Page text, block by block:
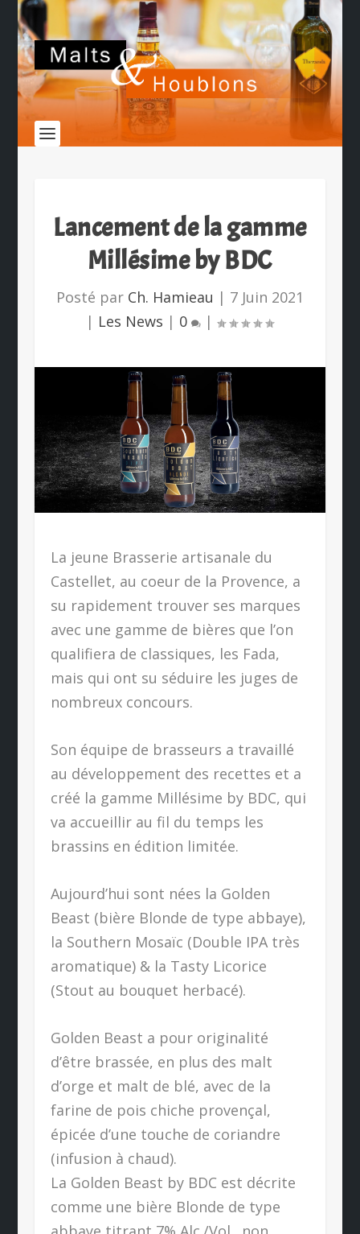
Lancement de la gamme
Millésime by BDC
Posté par Ch. Hamieau | 7 Juin 2021
| Les News | 0 |
La jeune Brasserie artisanale du
Castellet, au coeur de la Provence, a
su rapidement trouver ses marques
avec une gamme de bières que l’on
qualifiera de classiques, les Fada,
mais qui ont su séduire les juges de
nombreux concours.
Son équipe de brasseurs a travaillé
au développement des recettes et a
créé la gamme Millésime by BDC, qui
va accueillir au fil du temps les
brassins en édition limitée.
Aujourd’hui sont nées la Golden
Beast (bière Blonde de type abbaye),
la Southern Mosaïc (Double IPA très
aromatique) & la Tasty Licorice
(Stout au bouquet herbacé).
Golden Beast a pour originalité
d’être brassée, en plus des malt
d’orge et malt de blé, avec de la
farine de pois chiche provençal,
épicée d’une touche de coriandre
(infusion à chaud).
La Golden Beast by BDC est décrite
comme une bière Blonde de type